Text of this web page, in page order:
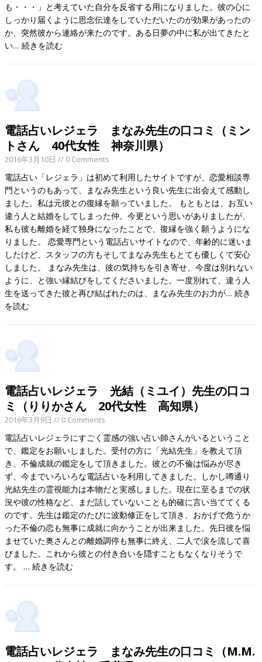
も・・・」と考えていた自分を反省する用になりました。彼の心に
しっかり届くように思念伝達をしていただいたのが効果があったの
か、突然彼から連絡が来たのです。ある日夢の中に私が出てきたと
い…続きを読む
電話占いレジェラ まなみ先生の口コミ（ミン
トさん 40代女性 神奈川県）
2016年3月10日 // 0 Comments
電話占い「レジェラ」は初めて利用したサイトですが、恋愛相談専
門というのもあって、まなみ先生という良い先生に出会えて感動し
ました。私は元彼との復縁を願っていました。 もともとは、お互い
違う人と結婚をしてしまった仲。今更という思いがありましたが、
私も彼も離婚を経て独身になったことで、復縁を強く願うようにな
りました。 恋愛専門という電話占いサイトなので、年齢的に迷いま
したけど、スタッフの方もそしてまなみ先生もとても優しくて安心
しました。 まなみ先生は、彼の気持ちを引き寄せ、今度は別れない
ように、と強い縁結びをしてくださいました。一度別れて、違う人
生を送ってきた彼と再び結ばれたのは、まなみ先生のお力が…続き
を読む
電話占いレジェラ 光結（ミユイ）先生の口コ
ミ（りりかさん 20代女性 高知県）
2016年3月9日 // 0 Comments
電話占いレジェラにすごく霊感の強い占い師さんがいるということ
で、鑑定をお願いしました。受付の方に「光結先生」を教えて頂
き、不倫成就の鑑定をして頂きました。彼との不倫は悩みが尽き
ず、今までいろいろな電話占いを利用してきました。しかし噂通り
光結先生の霊視能力は本物だと実感しました。現在に至るまでの状
況や彼の性格など、まだ話していないことも的確に言い当ててくる
のです。先生は鑑定のたびに波動修正をして頂き、おかげで危うか
った不倫の恋も無事に成就に向かうことが出来ました。先日彼を悩
ませていた奥さんとの離婚調停も無事に終え、二人で涙を流して喜
びました。これから彼との付き合いを隠すこともなくなりそうで
す。 …続きを読む
電話占いレジェラ まなみ先生の口コミ（M.M.